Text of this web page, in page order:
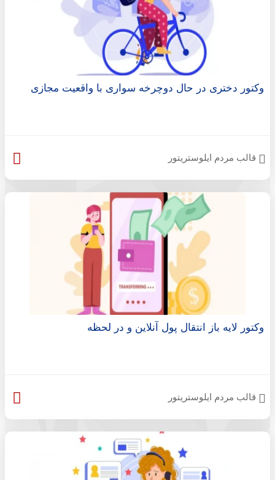
وکتور دختری در حال دوچرخه سواری با واقعیت مجازی
قالب مردم ایلوستریتور
وکتور لایه باز انتقال پول آنلاین و در لحظه
قالب مردم ایلوستریتور